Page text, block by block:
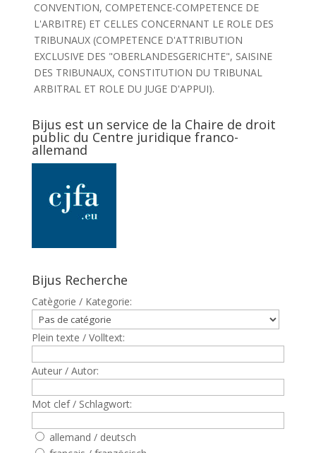
CONVENTION, COMPETENCE-COMPETENCE DE
L'ARBITRE) ET CELLES CONCERNANT LE ROLE DES
TRIBUNAUX (COMPETENCE D'ATTRIBUTION
EXCLUSIVE DES "OBERLANDESGERICHTE", SAISINE
DES TRIBUNAUX, CONSTITUTION DU TRIBUNAL
ARBITRAL ET ROLE DU JUGE D'APPUI).
Bijus est un service de la Chaire de droit
public du Centre juridique franco-
allemand
Bijus Recherche
Catègorie / Kategorie:
Plein texte / Volltext:
Auteur / Autor:
Mot clef / Schlagwort:
allemand / deutsch